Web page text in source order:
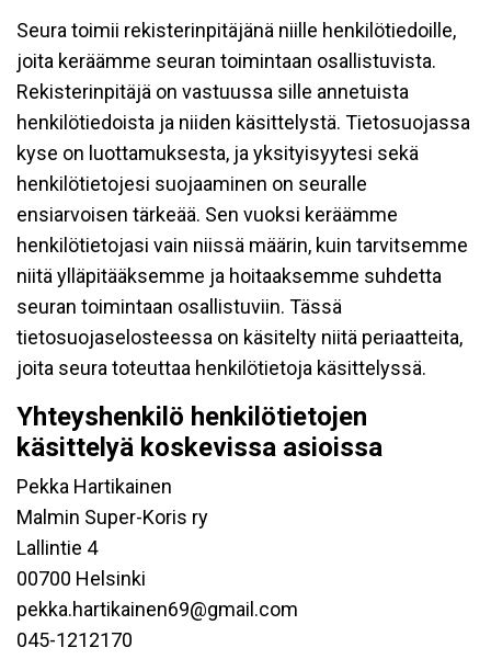
Seura toimii rekisterinpitäjänä niille henkilötiedoille,
joita keräämme seuran toimintaan osallistuvista.
Rekisterinpitäjä on vastuussa sille annetuista
henkilötiedoista ja niiden käsittelystä. Tietosuojassa
kyse on luottamuksesta, ja yksityisyytesi sekä
henkilötietojesi suojaaminen on seuralle
ensiarvoisen tärkeää. Sen vuoksi keräämme
henkilötietojasi vain niissä määrin, kuin tarvitsemme
niitä ylläpitääksemme ja hoitaaksemme suhdetta
seuran toimintaan osallistuviin. Tässä
tietosuojaselosteessa on käsitelty niitä periaatteita,
joita seura toteuttaa henkilötietoja käsittelyssä.
Yhteyshenkilö henkilötietojen
käsittelyä koskevissa asioissa
Pekka Hartikainen
Malmin Super-Koris ry
Lallintie 4
00700 Helsinki
pekka.hartikainen69@gmail.com
045-1212170